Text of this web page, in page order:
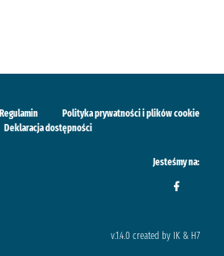
Regulamin
Polityka prywatności i plików cookie
Deklaracja dostępności
Jesteśmy na:
v.1.4.0 created by IK & H7